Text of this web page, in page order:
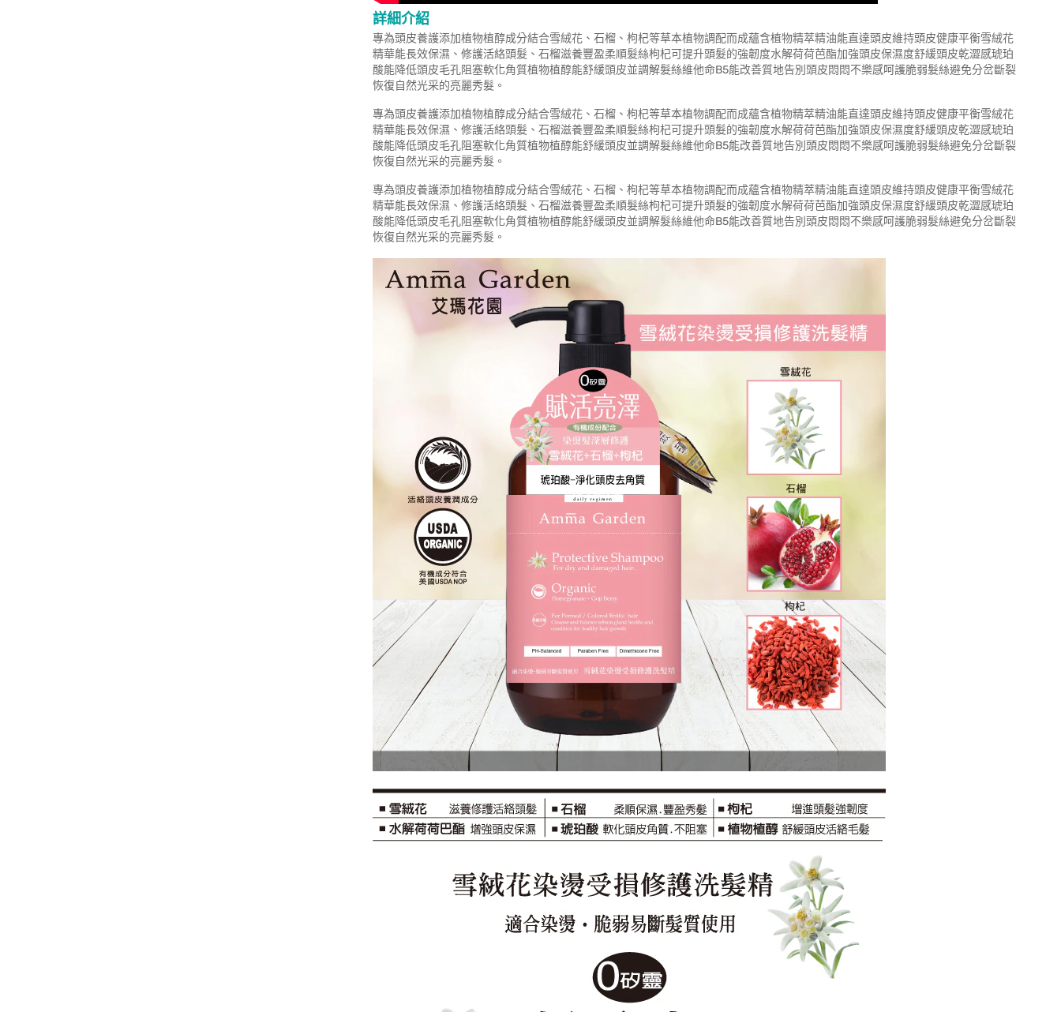
詳細介紹
專為頭皮養護添加植物植醇成分結合雪絨花、石榴、枸杞等草本植物調配而成蘊含植物精萃精油能直達頭皮維持頭皮健康平衡雪絨花
精華能長效保濕、修護活絡頭髮、石榴滋養豐盈柔順髮絲枸杞可提升頭髮的強韌度水解荷荷芭酯加強頭皮保濕度舒緩頭皮乾澀感琥珀
酸能降低頭皮毛孔阻塞軟化角質植物植醇能舒緩頭皮並調解髮絲維他命B5能改善質地告別頭皮悶悶不樂感呵護脆弱髮絲避免分岔斷裂
恢復自然光采的亮麗秀髮。
專為頭皮養護添加植物植醇成分結合雪絨花、石榴、枸杞等草本植物調配而成蘊含植物精萃精油能直達頭皮維持頭皮健康平衡雪絨花
精華能長效保濕、修護活絡頭髮、石榴滋養豐盈柔順髮絲枸杞可提升頭髮的強韌度水解荷荷芭酯加強頭皮保濕度舒緩頭皮乾澀感琥珀
酸能降低頭皮毛孔阻塞軟化角質植物植醇能舒緩頭皮並調解髮絲維他命B5能改善質地告別頭皮悶悶不樂感呵護脆弱髮絲避免分岔斷裂
恢復自然光采的亮麗秀髮。
專為頭皮養護添加植物植醇成分結合雪絨花、石榴、枸杞等草本植物調配而成蘊含植物精萃精油能直達頭皮維持頭皮健康平衡雪絨花
精華能長效保濕、修護活絡頭髮、石榴滋養豐盈柔順髮絲枸杞可提升頭髮的強韌度水解荷荷芭酯加強頭皮保濕度舒緩頭皮乾澀感琥珀
酸能降低頭皮毛孔阻塞軟化角質植物植醇能舒緩頭皮並調解髮絲維他命B5能改善質地告別頭皮悶悶不樂感呵護脆弱髮絲避免分岔斷裂
恢復自然光采的亮麗秀髮。